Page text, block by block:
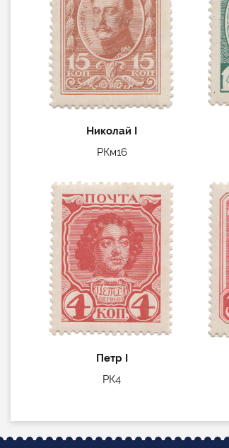
Николай I
РКм16
Петр I
РК4